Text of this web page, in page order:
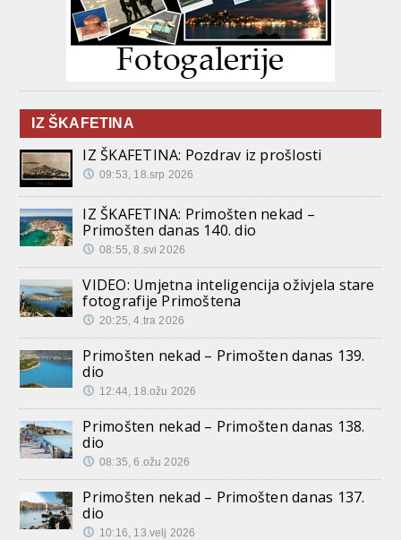
IZ ŠKAFETINA
IZ ŠKAFETINA: Pozdrav iz prošlosti
09:53, 18.srp 2026
IZ ŠKAFETINA: Primošten nekad –
Primošten danas 140. dio
08:55, 8.svi 2026
VIDEO: Umjetna inteligencija oživjela stare
fotografije Primoštena
20:25, 4.tra 2026
Primošten nekad – Primošten danas 139.
dio
12:44, 18.ožu 2026
Primošten nekad – Primošten danas 138.
dio
08:35, 6.ožu 2026
Primošten nekad – Primošten danas 137.
dio
10:16, 13.velj 2026